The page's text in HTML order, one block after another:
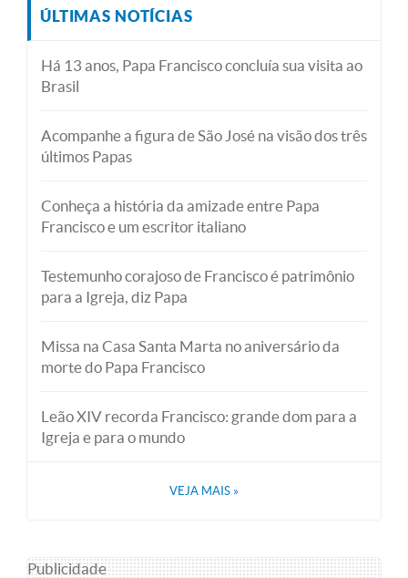
ÚLTIMAS NOTÍCIAS
Há 13 anos, Papa Francisco concluía sua visita ao
Brasil
Acompanhe a figura de São José na visão dos três
últimos Papas
Conheça a história da amizade entre Papa
Francisco e um escritor italiano
Testemunho corajoso de Francisco é patrimônio
para a Igreja, diz Papa
Missa na Casa Santa Marta no aniversário da
morte do Papa Francisco
Leão XIV recorda Francisco: grande dom para a
Igreja e para o mundo
VEJA MAIS »
Publicidade